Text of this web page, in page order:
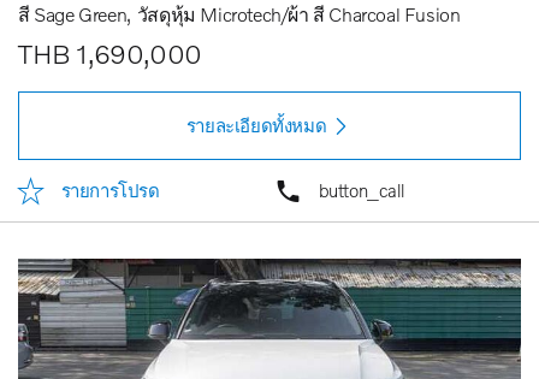
สี Sage Green วัสดุหุ้ม Microtech/ผ้า สี Charcoal Fusion
THB 1,690,000
รายละเอียดทั้งหมด
รายการโปรด button_call